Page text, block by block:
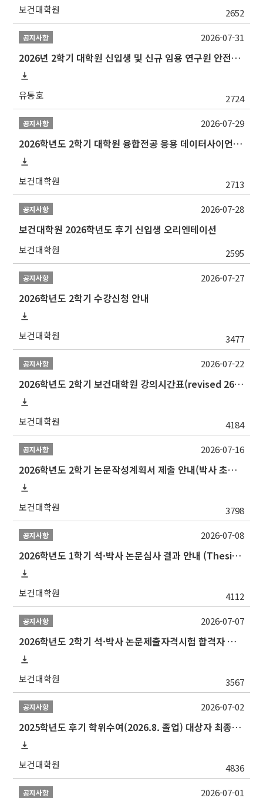
보건대학원 2652
공지사항
2026년 2학기 대학원 신입생 및 신규 임용 연구원 안전환경교육(신규교육) 실시 안내
유동호 2724
2026-07-31
공지사항
2026학년도 2학기 대학원 융합전공 응용 데이터사이언스 선발 계획 알림
보건대학원 2713
2026-07-29
공지사항
보건대학원 2026학년도 후기 신입생 오리엔테이션
보건대학원 2595
2026-07-28
공지사항
2026학년도 2학기 수강신청 안내
보건대학원 3477
2026-07-27
공지사항
2026학년도 2학기 보건대학원 강의시간표(revised 260803)(2026 2nd SEMESTER SNU GSPH TIMETABLE)
보건대학원 4184
2026-07-22
공지사항
2026학년도 2학기 논문작성계획서 제출 안내(박사 초심 일정 포함)_Thesis Proposal
보건대학원 3798
2026-07-16
공지사항
2026학년도 1학기 석·박사 논문심사 결과 안내 (Thesis Defense Result)
보건대학원 4112
2026-07-08
공지사항
2026학년도 2학기 석·박사 논문제출자격시험 합격자 공고(TSQ Exam Result)
보건대학원 3567
2026-07-07
공지사항
2025학년도 후기 학위수여(2026.8. 졸업) 대상자 최종인준 논문 제출 안내
보건대학원 4836
2026-07-02
공지사항 2026-07-01